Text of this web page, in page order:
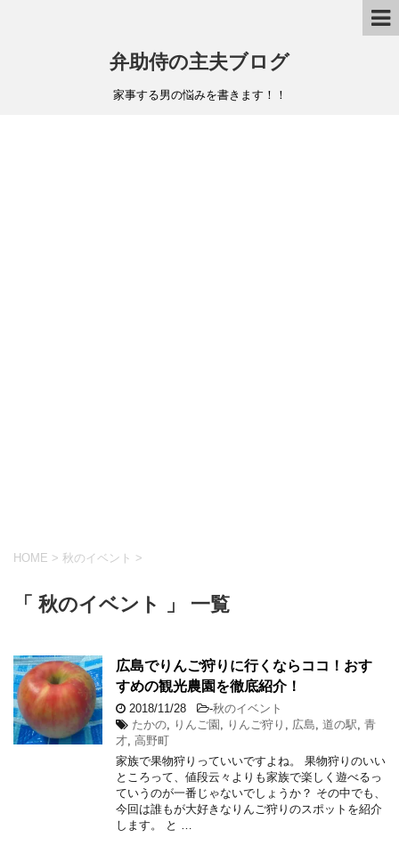
弁助侍の主夫ブログ
家事する男の悩みを書きます！！
HOME > 秋のイベント >
「 秋のイベント 」 一覧
広島でりんご狩りに行くならココ！おす
すめの観光農園を徹底紹介！
2018/11/28 -秋のイベント
たかの
りんご園 りんご狩り 広島 道の駅 青
才 高野町
家族で果物狩りっていいですよね。 果物狩りのいい
ところって、値段云々よりも家族で楽しく遊べるっ
ていうのが一番じゃないでしょうか？ その中でも、
今回は誰もが大好きなりんご狩りのスポットを紹介
します。 と …